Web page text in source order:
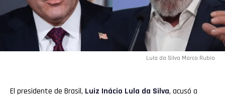
Lula da Silva Marco Rubio
El presidente de Brasil, Luiz Inácio Lula da Silva, acusó a